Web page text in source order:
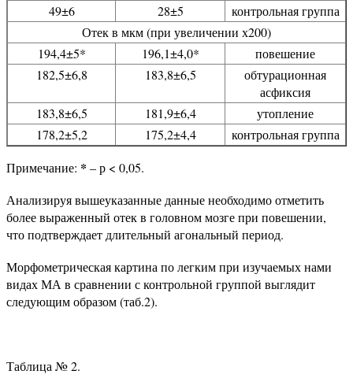
49±6
28±5
контрольная группа
Отек в мкм (при увеличении х200)
194,4±5*
196,1±4,0*
повешение
182,5±6,8
183,8±6,5
обтурационная
асфиксия
183,8±6,5
181,9±6,4
утопление
178,2±5,2
175,2±4,4
контрольная группа
Примечание: * – р < 0,05.
Анализируя вышеуказанные данные необходимо отметить
более выраженный отек в головном мозге при повешении,
что подтверждает длительный агональный период.
Морфометрическая картина по легким при изучаемых нами
видах МА в сравнении с контрольной группой выглядит
следующим образом (таб.2).
Таблица № 2.